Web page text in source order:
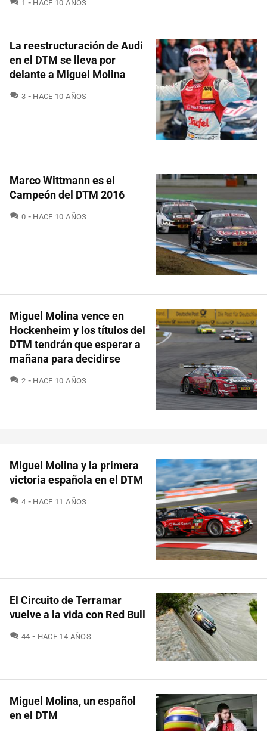
1 HACE 10 AÑOS
La reestructuración de Audi
en el DTM se lleva por
delante a Miguel Molina
3 COMENTARIOS
HACE 10 AÑOS
Marco Wittmann es el
Campeón del DTM 2016
0 COMENTARIOS
HACE 10 AÑOS
Miguel Molina vence en
Hockenheim y los títulos del
DTM tendrán que esperar a
mañana para decidirse
2 COMENTARIOS
HACE 10 AÑOS
Miguel Molina y la primera
victoria española en el DTM
4 COMENTARIOS
HACE 11 AÑOS
El Circuito de Terramar
vuelve a la vida con Red Bull
44 COMENTARIOS
HACE 14 AÑOS
Miguel Molina, un español
en el DTM